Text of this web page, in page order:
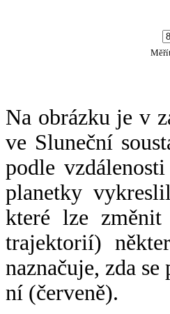
Na obrázku je v
ve Sluneční
podle
planetky
které lze
trajektorií)
naznačuje, zda
ní (červeně).